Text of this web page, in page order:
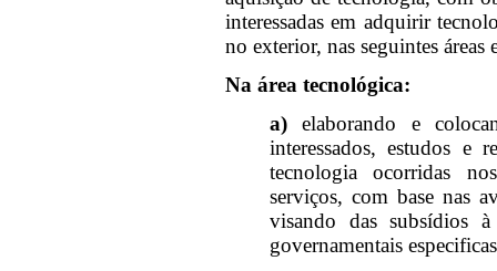
interessadas em adquirir
no exterior, nas seguintes áreas
Na área tecnológica:
a) elaborando e
interessados, estudos e
tecnologia ocorridas
serviços, com base nas
visando das subsídios
governamentais